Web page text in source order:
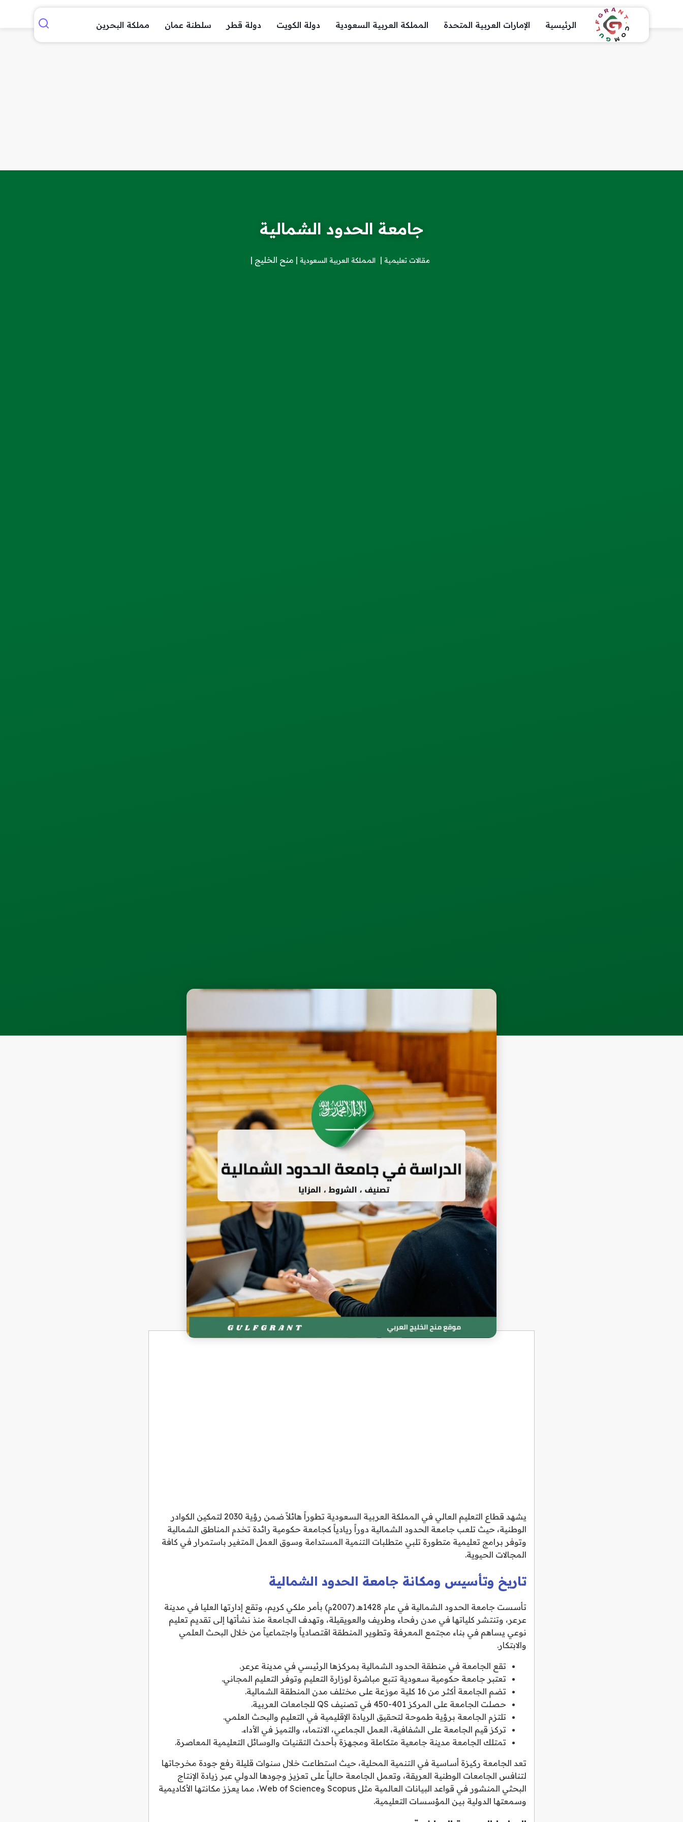
الرئيسية الإمارات العربية المتحدة المملكة العربية السعودية دولة الكويت دولة قطر سلطنة عمان مملكة البحرين
جامعة الحدود الشمالية
مقالات تعليمية المملكة العربية السعودية منح الخليج
يشهد قطاع التعليم العالي في المملكة العربية السعودية تطوراً هائلاً ضمن رؤية 2030 لتمكين الكوادر
الوطنية، حيث تلعب جامعة الحدود الشمالية دوراً ريادياً كجامعة حكومية رائدة تخدم المناطق الشمالية
وتوفر برامج تعليمية متطورة تلبي متطلبات التنمية المستدامة وسوق العمل المتغير باستمرار في كافة
المجالات الحيوية.
تاريخ وتأسيس ومكانة جامعة الحدود الشمالية
تأسست جامعة الحدود الشمالية في عام 1428هـ (2007م) بأمر ملكي كريم، وتقع إدارتها العليا في مدينة
عرعر، وتنتشر كلياتها في مدن رفحاء وطريف والعويقيلة، وتهدف الجامعة منذ نشأتها إلى تقديم تعليم
نوعي يساهم في بناء مجتمع المعرفة وتطوير المنطقة اقتصادياً واجتماعياً من خلال البحث العلمي
والابتكار.
تقع الجامعة في منطقة الحدود الشمالية بمركزها الرئيسي في مدينة عرعر.
تعتبر جامعة حكومية سعودية تتبع مباشرة لوزارة التعليم وتوفر التعليم المجاني.
تضم الجامعة أكثر من 16 كلية موزعة على مختلف مدن المنطقة الشمالية.
حصلت الجامعة على المركز 401-450 في تصنيف QS للجامعات العربية.
تلتزم الجامعة برؤية طموحة لتحقيق الريادة الإقليمية في التعليم والبحث العلمي.
تركز قيم الجامعة على الشفافية، العمل الجماعي، الانتماء، والتميز في الأداء.
تمتلك الجامعة مدينة جامعية متكاملة ومجهزة بأحدث التقنيات والوسائل التعليمية المعاصرة.
تعد الجامعة ركيزة أساسية في التنمية المحلية، حيث استطاعت خلال سنوات قليلة رفع جودة مخرجاتها
لتنافس الجامعات الوطنية العريقة، وتعمل الجامعة حالياً على تعزيز وجودها الدولي عبر زيادة الإنتاج
البحثي المنشور في قواعد البيانات العالمية مثل Scopus وWeb of Science، مما يعزز مكانتها الأكاديمية
وسمعتها الدولية بين المؤسسات التعليمية.